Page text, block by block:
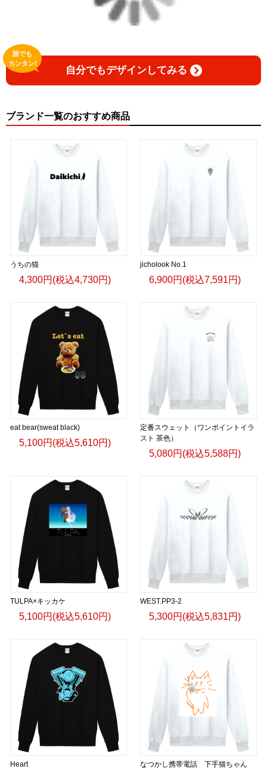
自分でもデザインしてみる
誰でも
カンタン!
ブランド一覧のおすすめ商品
うちの猫
4,300円(税込4,730円)
jicholook No.1
6,900円(税込7,591円)
eat bear(sweat black)
5,100円(税込5,610円)
定番スウェット（ワンポイントイラ
スト 茶色）
5,080円(税込5,588円)
TULPA×キッカケ
5,100円(税込5,610円)
WEST.PP3-2
5,300円(税込5,831円)
Heart なつかし携帯電話 下手猫ちゃん